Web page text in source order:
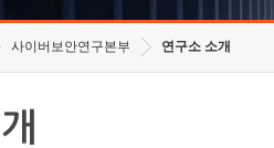
사이버보안연구본부 연구소 소개